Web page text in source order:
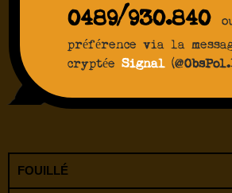
FOUILLÉ
0489/930.840
préférence via la
cryptéeSignal (@